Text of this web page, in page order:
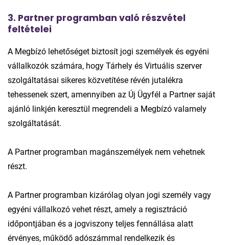
3. Partner programban való részvétel
feltételei
A Megbízó lehetőséget biztosít jogi személyek és egyéni
vállalkozók számára, hogy Tárhely és Virtuális szerver
szolgáltatásai sikeres közvetítése révén jutalékra
tehessenek szert, amennyiben az Új Ügyfél a Partner saját
ajánló linkjén keresztül megrendeli a Megbízó valamely
szolgáltatását.
A Partner programban magánszemélyek nem vehetnek
részt.
A Partner programban kizárólag olyan jogi személy vagy
egyéni vállalkozó vehet részt, amely a regisztráció
időpontjában és a jogviszony teljes fennállása alatt
érvényes, működő adószámmal rendelkezik és